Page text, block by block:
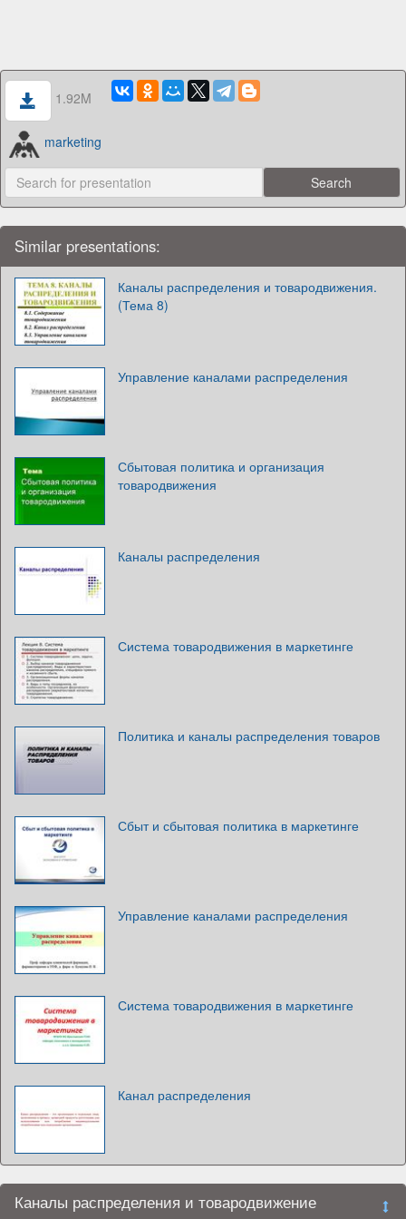
1.92M
marketing
Similar presentations:
Каналы распределения и товародвижения.
(Тема 8)
Управление каналами распределения
Сбытовая политика и организация
товародвижения
Каналы распределения
Система товародвижения в маркетинге
Политика и каналы распределения товаров
Сбыт и сбытовая политика в маркетинге
Управление каналами распределения
Система товародвижения в маркетинге
Канал распределения
Каналы распределения и товародвижение